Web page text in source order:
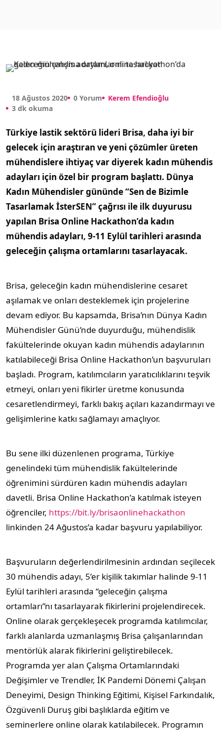
18 Ağustos 2020 0 Yorum
Kerem Efendioğlu
3 dk okuma
Türkiye lastik sektörü lideri Brisa, daha iyi bir
gelecek için araştıran ve yeni çözümler üreten
mühendislere ihtiyaç var diyerek kadın mühendis
adayları için özel bir program başlattı. Dünya
Kadın Mühendisler gününde “Sen de Bizimle
Tasarlamak İsterSEN” çağrısı ile ilk duyurusu
yapılan Brisa Online Hackathon’da kadın
mühendis adayları, 9-11 Eylül tarihleri arasında
geleceğin çalışma ortamlarını tasarlayacak.
Brisa, geleceğin kadın mühendislerine cesaret
aşılamak ve onları desteklemek için projelerine
devam ediyor. Bu kapsamda, Brisa’nın Dünya Kadın
Mühendisler Günü’nde duyurduğu, mühendislik
fakültelerinde okuyan kadın mühendis adaylarının
katılabileceği Brisa Online Hackathon’un başvuruları
başladı. Program, katılımcıların yaratıcılıklarını teşvik
etmeyi, onları yeni fikirler üretme konusunda
cesaretlendirmeyi, farklı bakış açıları kazandırmayı ve
gelişimlerine katkı sağlamayı amaçlıyor.
Bu sene ilki düzenlenen programa, Türkiye
genelindeki tüm mühendislik fakültelerinde
öğrenimini sürdüren kadın mühendis adayları
davetli. Brisa Online Hackathon’a katılmak isteyen
öğrenciler, https://bit.ly/brisaonlinehackathon
linkinden 24 Ağustos’a kadar başvuru yapılabiliyor.
Başvuruların değerlendirilmesinin ardından seçilecek
30 mühendis adayı, 5’er kişilik takımlar halinde 9-11
Eylül tarihleri arasında “geleceğin çalışma
ortamları”nı tasarlayarak fikirlerini projelendirecek.
Online olarak gerçekleşecek programda katılımcılar,
farklı alanlarda uzmanlaşmış Brisa çalışanlarından
mentörlük alarak fikirlerini geliştirebilecek.
Programda yer alan Çalışma Ortamlarındaki
Değişimler ve Trendler, İK Pandemi Dönemi Çalışan
Deneyimi, Design Thinking Eğitimi, Kişisel Farkındalık,
Özgüvenli Duruş gibi başlıklarda eğitim ve
seminerlere online olarak katılabilecek. Programın